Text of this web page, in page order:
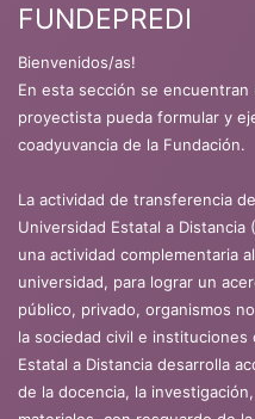
FUNDEPREDI
Bienvenidos/as!
En esta sección se
proyectista pueda formular y
coadyuvancia de la Fundación.
La actividad de transferencia
Universidad Estatal a
una actividad complementaria
universidad, para lograr un
público, privado, organismos
la sociedad civil e instituciones
Estatal a Distancia desarrolla
de la docencia, la